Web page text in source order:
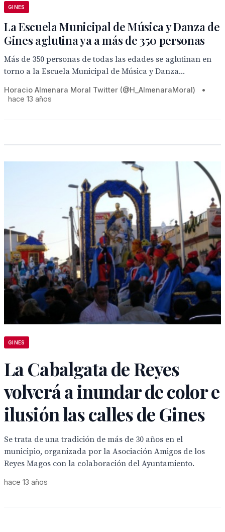
GINES
La Escuela Municipal de Música y Danza de
Gines aglutina ya a más de 350 personas
Más de 350 personas de todas las edades se aglutinan en
torno a la Escuela Municipal de Música y Danza...
Horacio Almenara Moral Twitter (@H_AlmenaraMoral)
•
hace 13 años
GINES
La Cabalgata de Reyes
volverá a inundar de color e
ilusión las calles de Gines
Se trata de una tradición de más de 30 años en el
municipio, organizada por la Asociación Amigos de los
Reyes Magos con la colaboración del Ayuntamiento.
hace 13 años